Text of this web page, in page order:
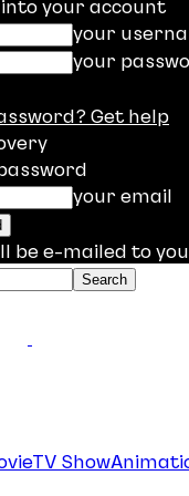
your account
your
your
Get help
your email
be e-mailed to
TV Show